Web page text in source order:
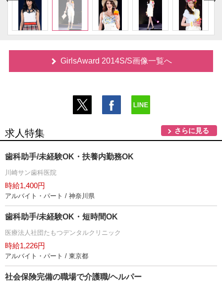
GirlsAward 2014S/S画像一覧へ
求人特集 さらに見る
歯科助手/未経験OK・扶養内勤務OK
川崎サン歯科医院
時給1,400円
アルバイト・パート / 神奈川県
歯科助手/未経験OK・短時間OK
医療法人社団たもつデンタルクリニック
時給1,226円
アルバイト・パート / 東京都
社会保険完備の職場で介護職/ヘルパー